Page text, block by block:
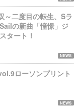
～二度目の転生、Sラ
の新曲「憧憬」ジ
タート！
NEWS
ローソンプリント
NEWS